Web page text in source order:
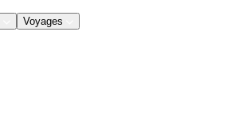
Voyages